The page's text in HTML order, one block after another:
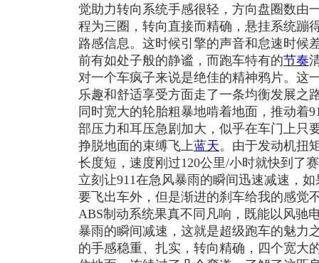
觉助力转向系统手感很轻，方向盘圈数由
程为三圈，转向直接而精确，悬挂系统蹦
路感信息。这时候引擎的声音和怠速时候
前有如处子般的静谧，而跑车特有的节奏
对一个车疯子来说是绝佳的精神鸦片。这
乐趣和舒适享受方面走了一条均衡发展之
同时宽大的轮胎粗暴地啃着地面，推动着
部压力和耳压急剧加大，似乎在车门上只
挣脱地面的束缚飞上蓝天。由于发动机扭
长度短，速度刚过120公里/小时就快到了
立刻让911在急风暴雨的瞬间迅速减速，
要飞出车外，但是渐进的刹车给我的感觉
ABS制动系统果真不同凡响，既能以风驰
暴雨的瞬间减速，这就是超级跑车的魅力
的手感稳重、扎实，转向精确，四个宽大